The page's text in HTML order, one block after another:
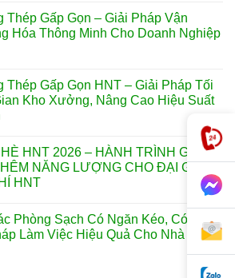
Thép Gấp Gọn – Giải Pháp Vận
Hóa Thông Minh Cho Doanh Nghiệp
Thép Gấp Gọn HNT – Giải Pháp Tối
Kho Xưởng, Nâng Cao Hiệu Suất
HNT 2026 – HÀNH TRÌNH GẮN
NĂNG LƯỢNG CHO ĐẠI GIA
HNT
Phòng Sạch Có Ngăn Kéo, Có Bánh
Làm Việc Hiệu Quả Cho Nhà Máy